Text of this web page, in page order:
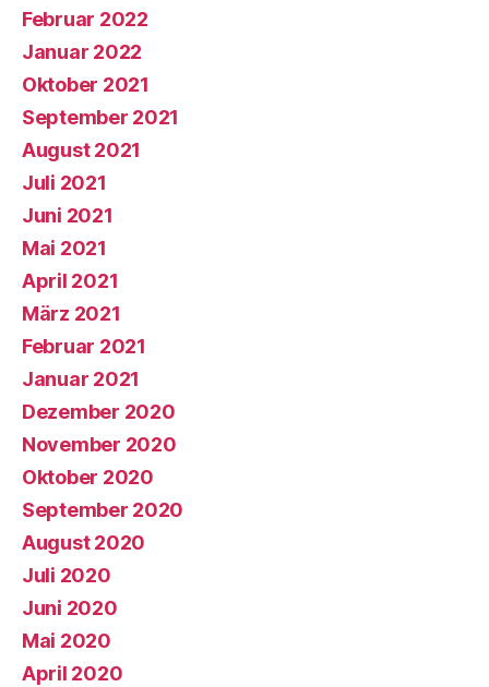
Februar 2022
Januar 2022
Oktober 2021
September 2021
August 2021
Juli 2021
Juni 2021
Mai 2021
April 2021
März 2021
Februar 2021
Januar 2021
Dezember 2020
November 2020
Oktober 2020
September 2020
August 2020
Juli 2020
Juni 2020
Mai 2020
April 2020